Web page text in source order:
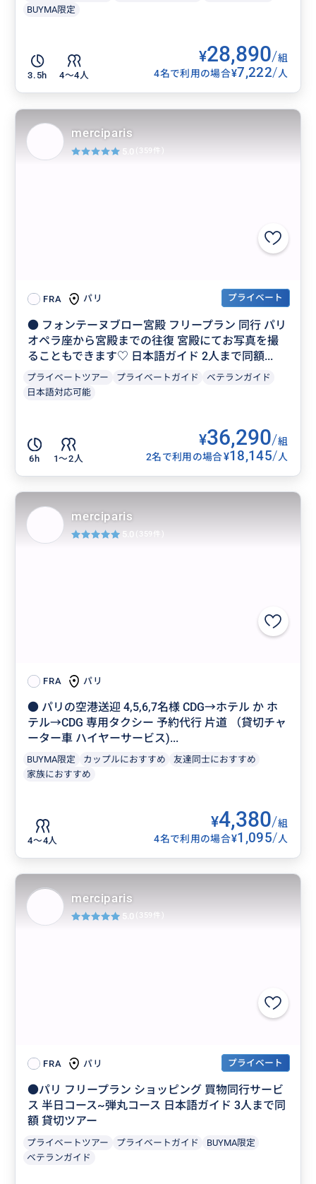
BUYMA限定
3.5h 4〜4人
¥28,890/組
4名で利用の場合¥7,222/人
FRA パリ プライベート
● フォンテーヌブロー宮殿 フリープラン 同行 パリ
オペラ座から宮殿までの往復 宮殿にてお写真を撮
ることもできます♡ 日本語ガイド 2人まで同額...
プライベートツアー プライベートガイド
ベテランガイド
日本語対応可能
6h 1〜2人
¥36,290/組
2名で利用の場合¥18,145/人
merciparis
5.0 (359件)
FRA パリ
● パリの空港送迎 4,5,6,7名様 CDG→ホテル か ホ
テル→CDG 専用タクシー 予約代行 片道 （貸切チャ
ーター車 ハイヤーサービス)...
BUYMA限定 カップルにおすすめ
友達同士におすすめ
家族におすすめ
4〜4人
¥4,380/組
4名で利用の場合¥1,095/人
merciparis
5.0 (359件)
FRA パリ プライベート
●パリ フリープラン ショッピング 買物同行サービ
ス 半日コース~弾丸コース 日本語ガイド 3人まで同
額 貸切ツアー
プライベートツアー プライベートガイド
BUYMA限定
ベテランガイド
merciparis
5.0 (359件)